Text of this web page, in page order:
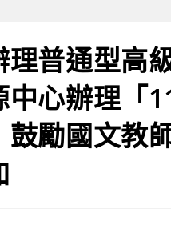
普通型高
心辦理「
勵國文教